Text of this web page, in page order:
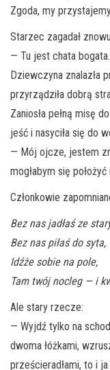
Zgoda, my
Starzec zagadał
— Tu jest chata
Dziewczyna znalazła
przyrządziła dobrą
Zaniosła pełną misę
jeść i nasyciła się do
— Mój ojcze, jestem
mogłabym się
Członkowie
Bez nas jadłaś ze
Bez nas piłaś do syta,
Idźże sobie na pole,
Tam twój nocleg — i
Ale stary rzecze:
— Wyjdź tylko na
dwoma łóżkami,
prześcieradłami, to i